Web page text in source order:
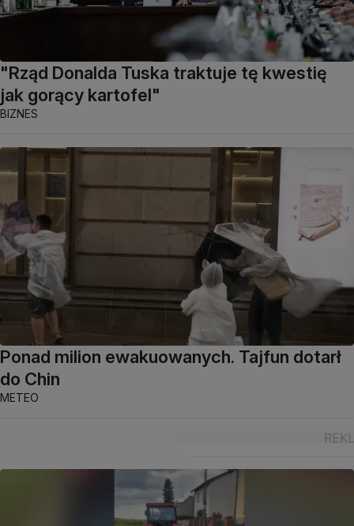
"Rząd Donalda Tuska traktuje tę kwestię
jak gorący kartofel"
BIZNES
Ponad milion ewakuowanych. Tajfun dotarł
do Chin
METEO